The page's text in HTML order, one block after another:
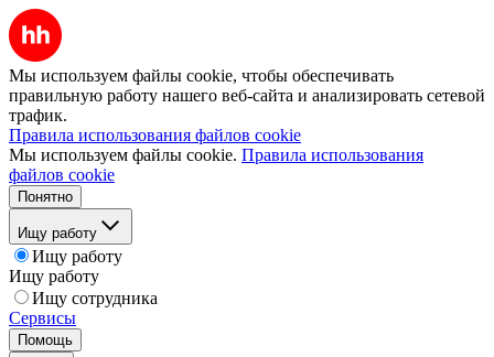
Мы используем файлы cookie, чтобы обеспечивать
правильную работу нашего веб-сайта и анализировать сетевой
трафик.
Правила использования файлов cookie
Мы используем файлы cookie. Правила использования
файлов cookie
Понятно
Ищу работу
Ищу работу
Ищу работу
Ищу сотрудника
Сервисы
Помощь